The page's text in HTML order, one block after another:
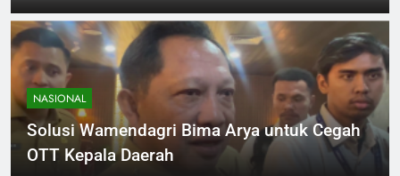
NASIONAL
Solusi Wamendagri Bima Arya untuk Cegah
OTT Kepala Daerah